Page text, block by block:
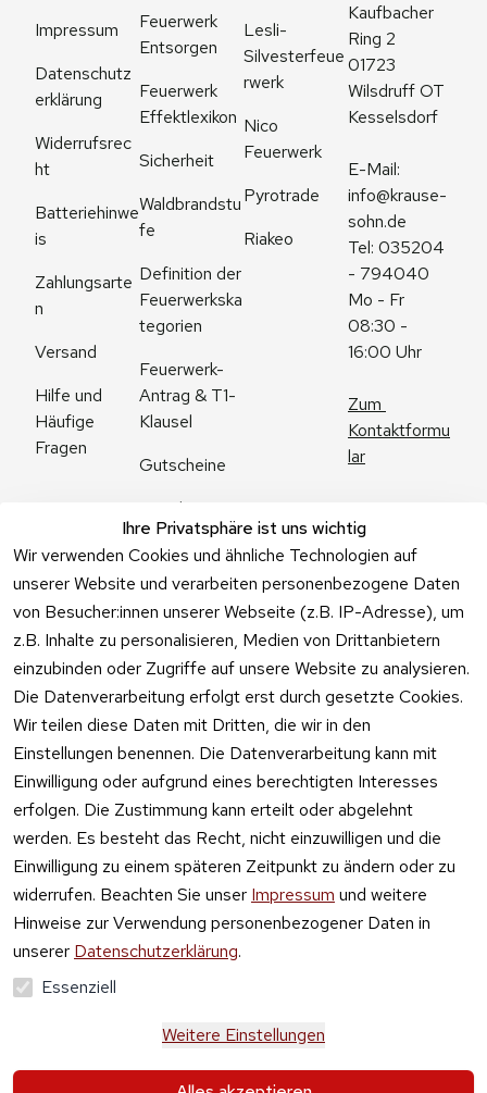
Ihre Privatsphäre ist uns wichtig
Wir verwenden Cookies und ähnliche Technologien auf
unserer Website und verarbeiten personenbezogene Daten
von Besucher:innen unserer Webseite (z.B. IP-Adresse), um
z.B. Inhalte zu personalisieren, Medien von Drittanbietern
einzubinden oder Zugriffe auf unsere Website zu analysieren.
Die Datenverarbeitung erfolgt erst durch gesetzte Cookies.
Wir teilen diese Daten mit Dritten, die wir in den
Einstellungen benennen. Die Datenverarbeitung kann mit
Einwilligung oder aufgrund eines berechtigten Interesses
erfolgen. Die Zustimmung kann erteilt oder abgelehnt
werden. Es besteht das Recht, nicht einzuwilligen und die
Einwilligung zu einem späteren Zeitpunkt zu ändern oder zu
widerrufen. Beachten Sie unser Impressum und weitere
Hinweise zur Verwendung personenbezogener Daten in
unserer Datenschutzerklärung.
Essenziell
Weitere Einstellungen
Impressum
Datenschutz
erklärung
Widerrufsrec
ht
Batteriehinwe
is
Zahlungsarte
n
Versand
Hilfe und
Häufige
Fragen
Feuerwerk
Entsorgen
Feuerwerk
Effektlexikon
Sicherheit
Waldbrandstu
fe
Definition der
Feuerwerkska
tegorien
Feuerwerk-
Antrag & T1-
Klausel
Gutscheine
Angebote
Feuerwerk
Online kaufen
Lesli-
Silvesterfeue
rwerk
Nico
Feuerwerk
Pyrotrade
Riakeo
Kaufbacher
Ring 2
01723
Wilsdruff OT
Kesselsdorf
info@krause-
sohn.de
Tel: 035204
- 794040
Mo - Fr
08:30 -
16:00 Uhr
Zum
Kontaktformu
lar
Vertrag
widerrufen
Alle Preise verstehen sich inkl. der gesetzlichen